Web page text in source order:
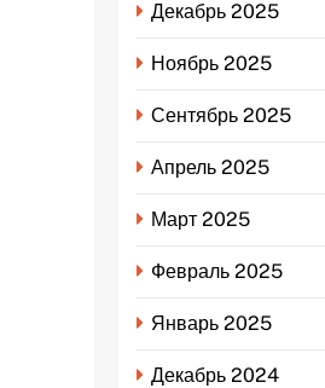
Декабрь 2025
Ноябрь 2025
Сентябрь 2025
Апрель 2025
Март 2025
Февраль 2025
Январь 2025
Декабрь 2024